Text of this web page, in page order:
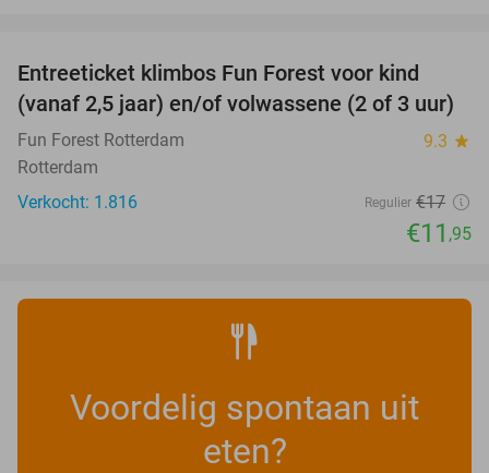
Entreeticket klimbos Fun Forest voor kind
(vanaf 2,5 jaar) en/of volwassene (2 of 3 uur)
Fun Forest Rotterdam 9.3 star
Rotterdam
Verkocht: 1.816
Regulier €17
€11 ,95
Voordelig spontaan uit
eten?